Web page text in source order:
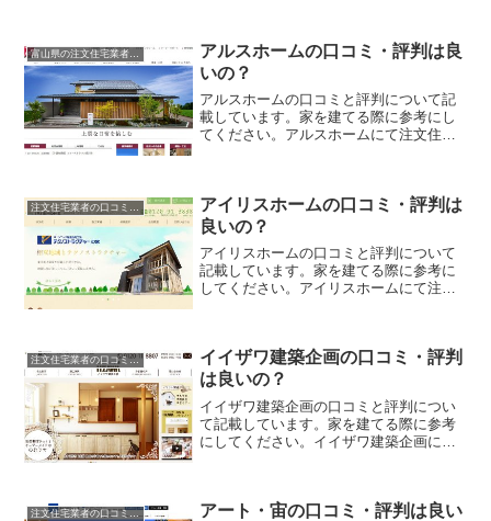
富山県の注文住宅業者の口コミと評判、体験談
アルスホームの口コミ・評判は良
いの？
アルスホームの口コミと評判について記
載しています。家を建てる際に参考にし
てください。アルスホームにて注文住宅
アイリスホームの口コミ・評判は
良いの？
アイリスホームの口コミと評判について
記載しています。家を建てる際に参考に
してください。アイリスホームにて注文
注文住宅業者の口コミと評判、体験談
イイザワ建築企画の口コミ・評判
は良いの？
イイザワ建築企画の口コミと評判につい
て記載しています。家を建てる際に参考
にしてください。イイザワ建築企画にて
注文住宅業者の口コミと評判、体験談
アート・宙の口コミ・評判は良い